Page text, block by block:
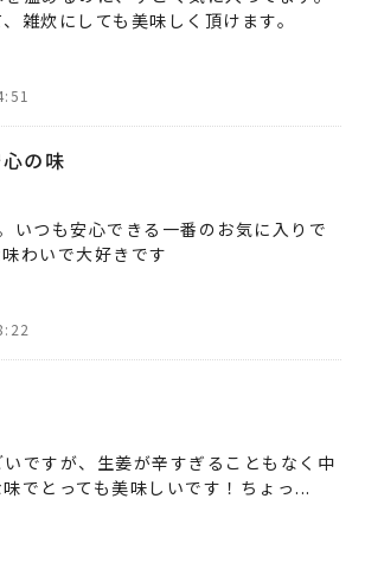
雑炊にしても美味しく頂けます。
の味
いつも安心できる一番のお気に入りで
わいで大好きです
ですが、生姜が辛すぎることもなく中
でとっても美味しいです！ちょっ ...